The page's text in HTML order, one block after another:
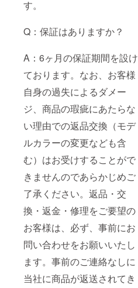
す。
Q：保証はありますか？
A：6ヶ月の保証期間を設け
ております。なお、お客様
自身の過失によるダメー
ジ、商品の瑕疵にあたらな
い理由での返品交換（モデ
ルカラーの変更なども含
む）はお受けすることがで
きませんのであらかじめご
了承ください。返品・交
換・返金・修理をご要望の
お客様は、必ず、事前にお
問い合わせをお願いいたし
ます。事前のご連絡なしに
当社に商品が返送されてき